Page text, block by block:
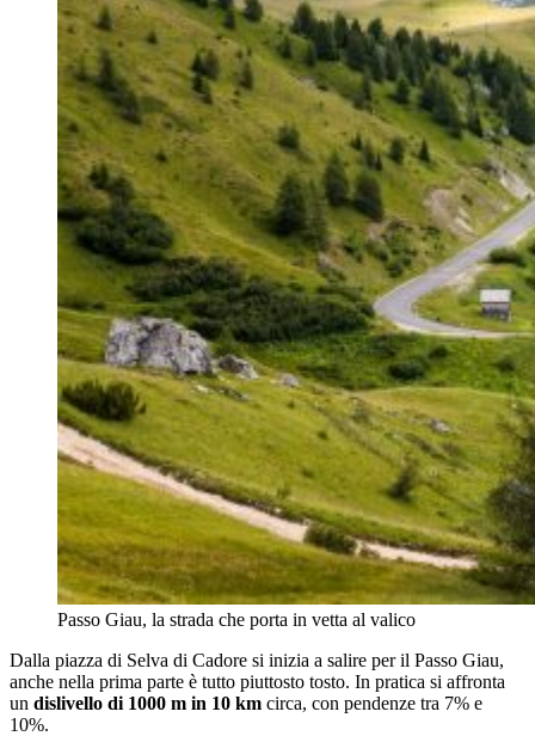
Passo Giau, la strada che porta in vetta al valico
Dalla piazza di Selva di Cadore si inizia a salire per il Passo Giau,
anche nella prima parte è tutto piuttosto tosto. In pratica si affronta
un dislivello di 1000 m in 10 km circa, con pendenze tra 7% e
10%.